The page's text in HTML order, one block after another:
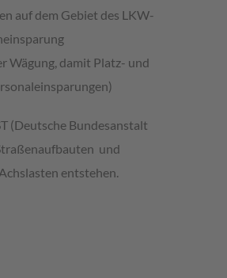
auf dem Gebiet des LKW-
Wägung, damit Platz- und
(Deutsche Bundesanstalt
und
entstehen.